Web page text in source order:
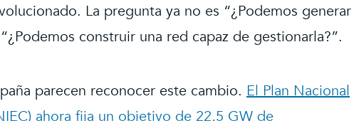
La pregunta ya no es “¿Podemos generar
construir una red capaz de gestionarla?”.
parecen reconocer este cambio. El Plan Nacional
ahora fija un objetivo de 22,5 GW de